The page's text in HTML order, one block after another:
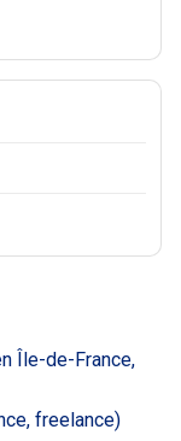
Île-de-France,
freelance)